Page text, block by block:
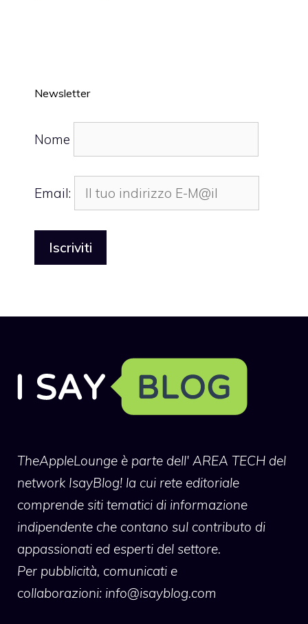
Newsletter
Nome
Email:
TheAppleLounge è parte dell' AREA TECH del
network IsayBlog! la cui rete editoriale
comprende siti tematici di informazione
indipendente che contano sul contributo di
appassionati ed esperti del settore.
Per pubblicità, comunicati e
collaborazioni: info@isayblog.com